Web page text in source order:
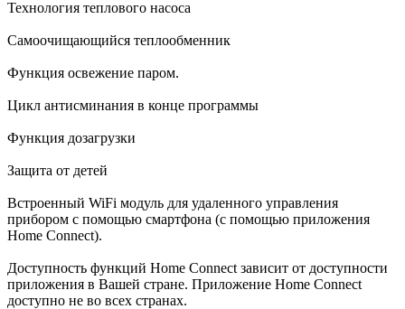
Технология теплового насоса
Самоочищающийся теплообменник
Функция освежение паром.
Цикл антисминания в конце программы
Функция дозагрузки
Защита от детей
Встроенный WiFi модуль для удаленного управления
прибором с помощью смартфона (с помощью приложения
Home Connect).
Доступность функций Home Connect зависит от доступности
приложения в Вашей стране. Приложение Home Connect
доступно не во всех странах.